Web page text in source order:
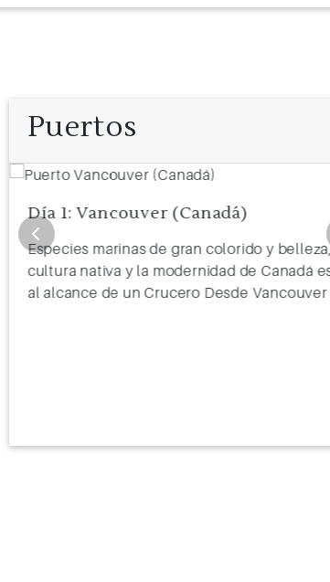
Puertos
Día 1: Vancouver (Canadá)
Especies marinas de gran colorido y
cultura nativa y la modernidad de Canadá
al alcance de un Crucero Desde Vancouver